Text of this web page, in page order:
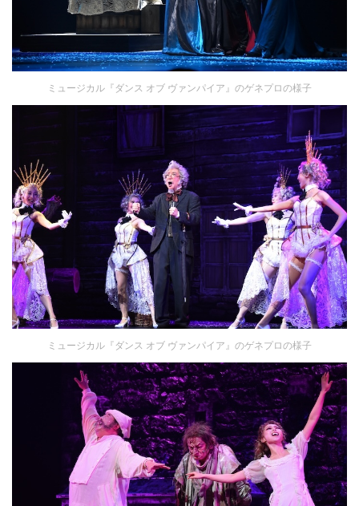
ミュージカル『ダンス オブ ヴァンパイア』のゲネプロの様子
ミュージカル『ダンス オブ ヴァンパイア』のゲネプロの様子